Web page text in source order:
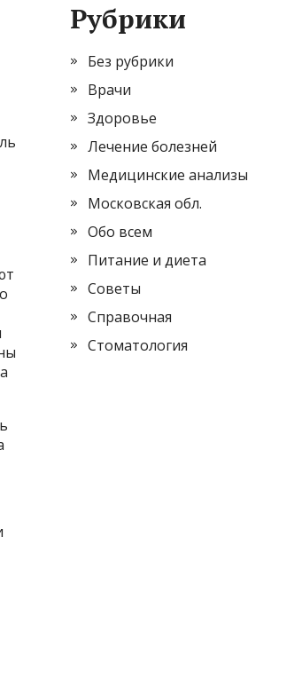
Рубрики
Без рубрики
Врачи
Здоровье
Лечение болезней
Медицинские анализы
Московская обл.
Обо всем
Питание и диета
Советы
Справочная
Стоматология